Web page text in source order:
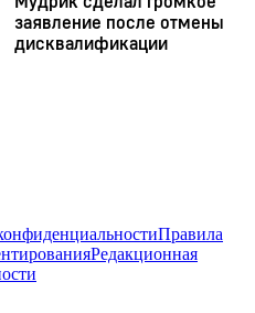
Правила
Редакционная